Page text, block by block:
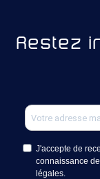
Restez
J'accepte de
connaissance
légales.